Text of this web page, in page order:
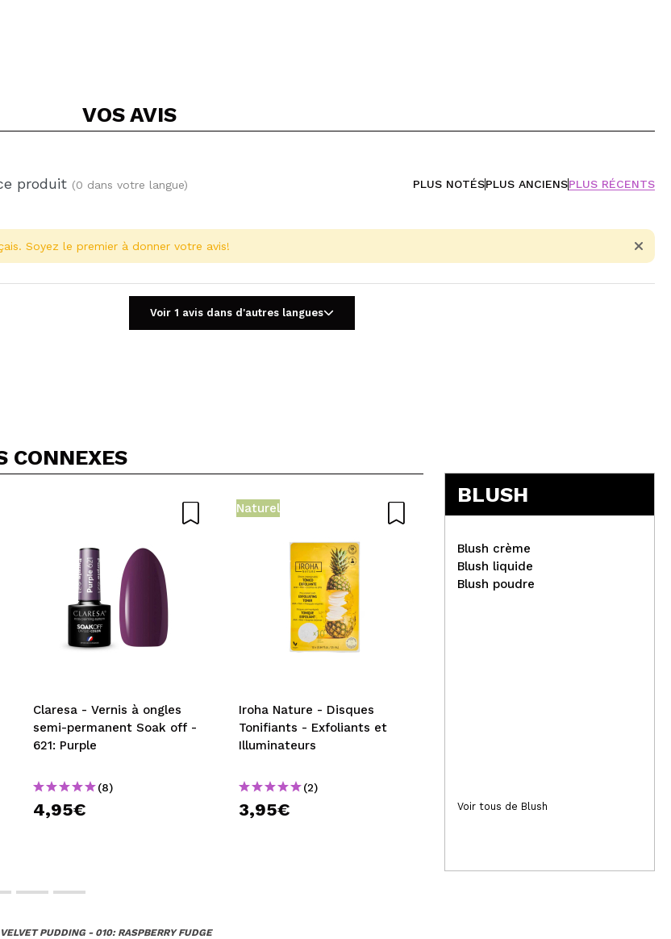
VOS AVIS
produit (0 dans votre langue) PLUS NOTÉSPLUS ANCIENSPLUS RÉCENTS
Soyez le premier à donner votre avis!
Voir 1 avis dans d'autres langues
CONNEXES
Claresa - Vernis à ongles
semi-permanent Soak off -
621: Purple
(8)
4,95€
Naturel
Iroha Nature - Disques
Tonifiants - Exfoliants et
Illuminateurs
(2)
3,95€ 4,95€
BLUSH
Blush crème
Blush liquide
Blush poudre
Voir tous de Blush
PUDDING - 010: RASPBERRY FUDGE